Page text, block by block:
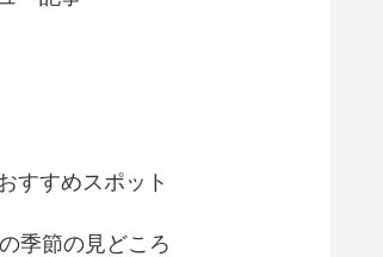
すすめスポット
季節の見どころ